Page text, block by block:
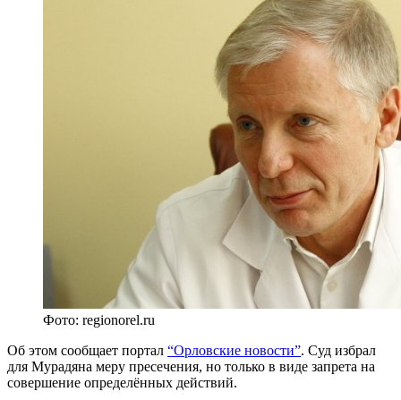
Фото: regionorel.ru
Об этом сообщает портал “Орловские новости”. Суд избрал
для Мурадяна меру пресечения, но только в виде запрета на
совершение определённых действий.